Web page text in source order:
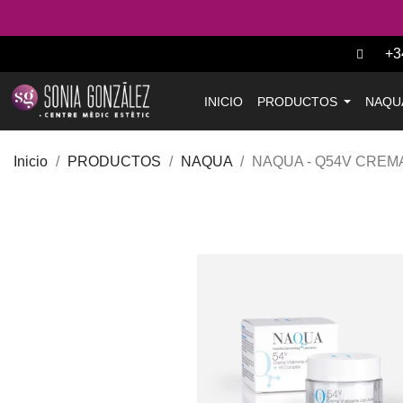
INICIO PRODUCTOS
Inicio PRODUCTOS NAQUA NAQUA - Q54V